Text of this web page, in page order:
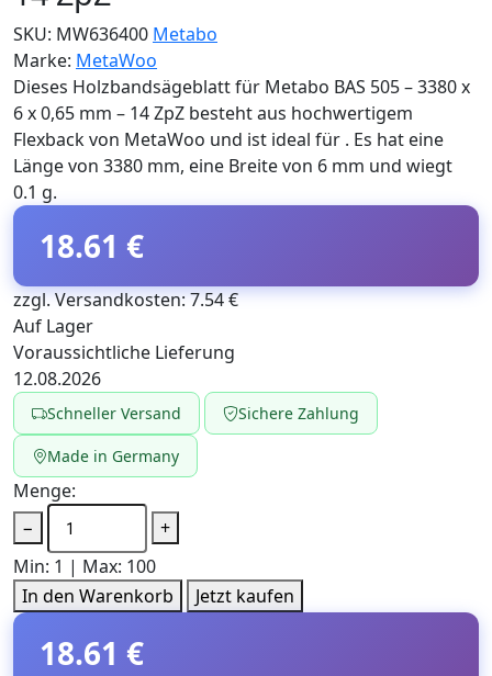
SKU: MW636400 Metabo
Marke: MetaWoo
Dieses Holzbandsägeblatt für Metabo BAS 505 – 3380 x
6 x 0,65 mm – 14 ZpZ besteht aus hochwertigem
Flexback von MetaWoo und ist ideal für . Es hat eine
Länge von 3380 mm, eine Breite von 6 mm und wiegt
0.1 g.
18.61 €
zzgl. Versandkosten: 7.54 €
Auf Lager
Voraussichtliche Lieferung
12.08.2026
Schneller Versand Sichere Zahlung
Made in Germany
Menge:
−
+
Min: 1 | Max: 100
In den Warenkorb
Jetzt kaufen
18.61 €